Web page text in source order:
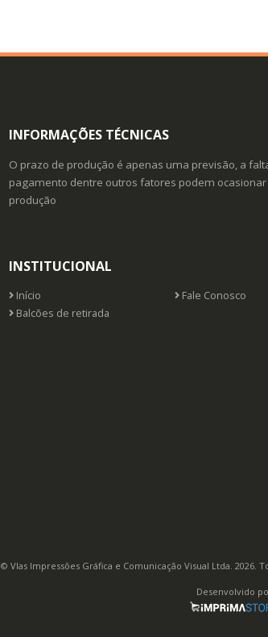
INFORMAÇÕES TÉCNICAS
O prazo de produção é apenas uma previsão, a
pagamento dentre outros fatores podem
produção
INSTITUCIONAL
Início
Fale Conosco
Balcões de retirada
© Vlas Impressões Gráfica e Comunicação Visual Ltda. 2026.
Desenvolvido